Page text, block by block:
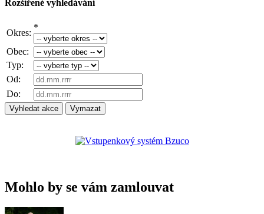
Rozšířené vyhledávání
Okres:
*
Obec:
Typ:
Od:
Do:
Mohlo by se vám zamlouvat